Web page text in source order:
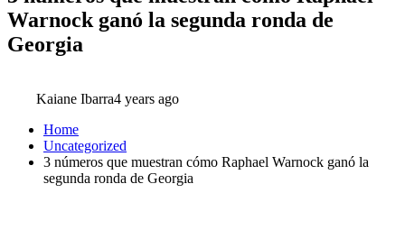
Warnock ganó la segunda ronda de
Georgia
Kaiane Ibarra4 years ago
Home
Uncategorized
3 números que muestran cómo Raphael Warnock ganó la
segunda ronda de Georgia